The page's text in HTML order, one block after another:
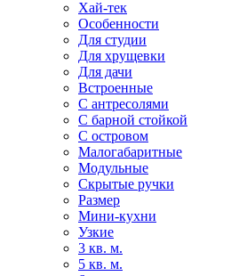
Хай-тек
Особенности
Для студии
Для хрущевки
Для дачи
Встроенные
С антресолями
С барной стойкой
С островом
Малогабаритные
Модульные
Скрытые ручки
Размер
Мини-кухни
Узкие
3 кв. м.
5 кв. м.